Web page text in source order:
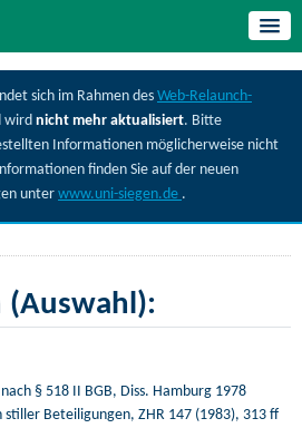
sich im Rahmen des Web-Relaunch-
wirdnicht mehr aktualisiert. Bitte
Informationen möglicherweise nicht
finden Sie auf der neuen
unter www.uni-siegen.de .
§ 518 II BGB, Diss. Hamburg 1978
stiller Beteiligungen, ZHR 147 (1983), 313 ff